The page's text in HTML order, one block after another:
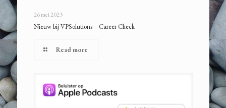
26 mei 2023
Nieuw bij VPSolutions – Career Check
Read more